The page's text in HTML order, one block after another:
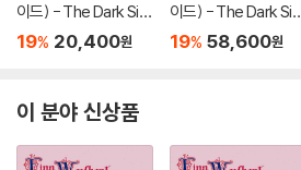
이드) - The Dark Sid
e Of The Moon
19% 20,400원
이드) - The Dark Sid
e Of The Moon [LP]
19% 58,600원
이 분야 신상품